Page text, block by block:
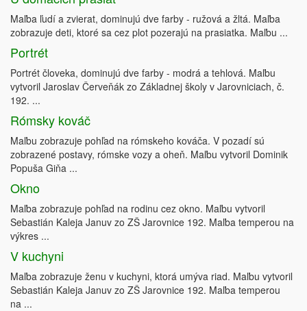
Maľba ľudí a zvierat, dominujú dve farby - ružová a žltá. Maľba
zobrazuje deti, ktoré sa cez plot pozerajú na prasiatka. Maľbu ...
Portrét
Portrét človeka, dominujú dve farby - modrá a tehlová. Maľbu
vytvoril Jaroslav Červeňák zo Základnej školy v Jarovniciach, č.
192. ...
Rómsky kováč
Maľbu zobrazuje pohľad na rómskeho kováča. V pozadí sú
zobrazené postavy, rómske vozy a oheň. Maľbu vytvoril Dominik
Popuša Giňa ...
Okno
Maľba zobrazuje pohľad na rodinu cez okno. Maľbu vytvoril
Sebastián Kaleja Januv zo ZŠ Jarovnice 192. Maľba temperou na
výkres ...
V kuchyni
Maľba zobrazuje ženu v kuchyni, ktorá umýva riad. Maľbu vytvoril
Sebastián Kaleja Januv zo ZŠ Jarovnice 192. Maľba temperou
na ...